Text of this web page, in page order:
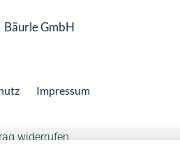
Bäurle GmbH
Impressum
widerrufen